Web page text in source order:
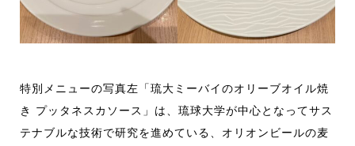
特別メニューの写真左「琉大ミーバイのオリーブオイル焼
き プッタネスカソース」は、琉球大学が中心となってサス
テナブルな技術で研究を進めている、オリオンビールの麦